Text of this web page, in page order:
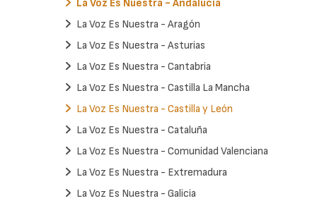
La Voz Es Nuestra - Andalucía
La Voz Es Nuestra - Aragón
La Voz Es Nuestra - Asturias
La Voz Es Nuestra - Cantabria
La Voz Es Nuestra - Castilla La Mancha
La Voz Es Nuestra - Castilla y León
La Voz Es Nuestra - Cataluña
La Voz Es Nuestra - Comunidad Valenciana
La Voz Es Nuestra - Extremadura
La Voz Es Nuestra - Galicia